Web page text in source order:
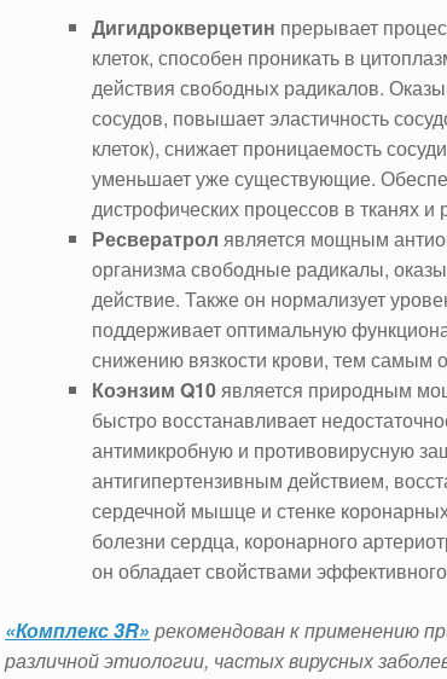
Дигидрокверцетин прерывает
клеток, способен проникать в
действия свободных радикалов.
сосудов, повышает эластичность
клеток), снижает проницаемость
уменьшает уже существующие.
дистрофических процессов в тканях и
Ресвератрол является мощным
организма свободные радикалы,
действие. Также он нормализует
поддерживает оптимальную
снижению вязкости крови, тем самым
Коэнзим Q10 является природным
быстро восстанавливает
антимикробную и противовирусную
антигипертензивным действием,
сердечной мышце и стенке
болезни сердца, коронарного
он обладает свойствами
«Комплекс 3R» рекомендован к применению
различной этиологии, частых вирусных